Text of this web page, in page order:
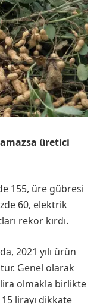
üretici
155, üre gübresi
60, elektrik
rekor kırdı.
2021 yılı ürün
Genel olarak
olmakla birlikte
lirayı dikkate